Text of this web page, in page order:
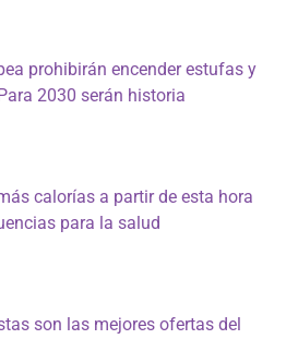
prohibirán encender estufas y
2030 serán historia
calorías a partir de esta hora
para la salud
son las mejores ofertas del